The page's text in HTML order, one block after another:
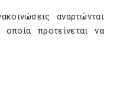
αναρτώνται
προτείνεται να